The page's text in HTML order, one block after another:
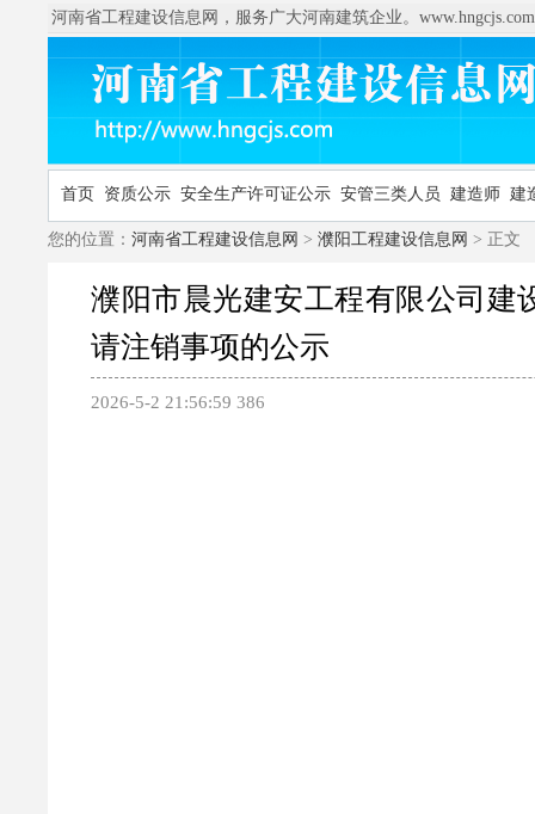
河南省工程建设信息网，服务广大河南建筑企业。www.hngcjs.com
首页 资质公示 安全生产许可证公示 安管三类人员 建造师 建
您的位置： 河南省工程建设信息网 > 濮阳工程建设信息网 > 正文
濮阳市晨光建安工程有限公司建
请注销事项的公示
2026-5-2 21:56:59 386